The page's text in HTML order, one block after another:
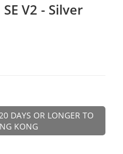
V2 - Silver
DAYS OR LONGER TO
KONG